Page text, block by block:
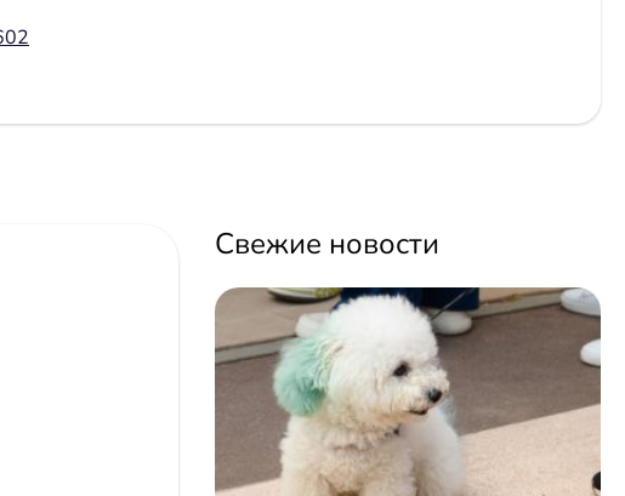
Свежие новости